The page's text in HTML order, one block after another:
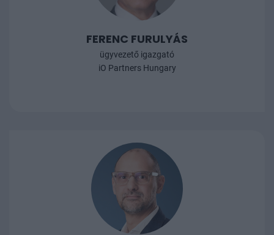
FERENC FURULYÁS
ügyvezető igazgató
iO Partners Hungary